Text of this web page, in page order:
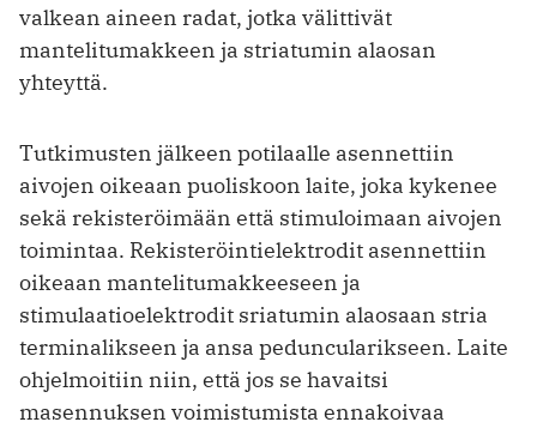
valkean aineen radat, jotka välittivät
mantelitumakkeen ja striatumin alaosan
yhteyttä.
Tutkimusten jälkeen potilaalle asennettiin
aivojen oikeaan puoliskoon laite, joka kykenee
sekä rekisteröimään että stimuloimaan aivojen
toimintaa. Rekisteröintielektrodit asennettiin
oikeaan mantelitumakkeeseen ja
stimulaatioelektrodit sriatumin alaosaan stria
terminalikseen ja ansa peduncularikseen. Laite
ohjelmoitiin niin, että jos se havaitsi
masennuksen voimistumista ennakoivaa